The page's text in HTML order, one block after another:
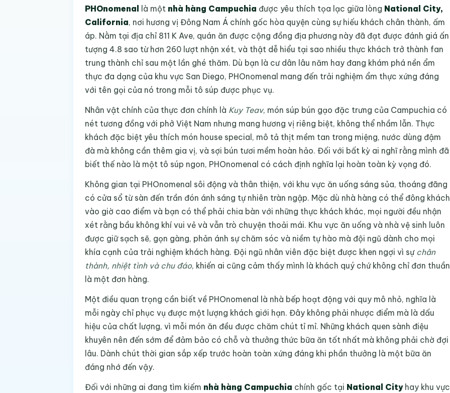
PHOnomenal là một nhà hàng Campuchia được yêu thích tọa lạc giữa lòng National City,
California, nơi hương vị Đông Nam Á chính gốc hòa quyện cùng sự hiếu khách chân thành, ấm
áp. Nằm tại địa chỉ 811 K Ave, quán ăn được cộng đồng địa phương này đã đạt được đánh giá ấn
tượng 4.8 sao từ hơn 260 lượt nhận xét, và thật dễ hiểu tại sao nhiều thực khách trở thành fan
trung thành chỉ sau một lần ghé thăm. Dù bạn là cư dân lâu năm hay đang khám phá nền ẩm
thực đa dạng của khu vực San Diego, PHOnomenal mang đến trải nghiệm ẩm thực xứng đáng
với tên gọi của nó trong mỗi tô súp được phục vụ.
Nhân vật chính của thực đơn chính là Kuy Teav, món súp bún gạo đặc trưng của Campuchia có
nét tương đồng với phở Việt Nam nhưng mang hương vị riêng biệt, không thể nhầm lẫn. Thực
khách đặc biệt yêu thích món house special, mô tả thịt mềm tan trong miệng, nước dùng đậm
đà mà không cần thêm gia vị, và sợi bún tươi mềm hoàn hảo. Đối với bất kỳ ai nghĩ rằng mình đã
biết thế nào là một tô súp ngon, PHOnomenal có cách định nghĩa lại hoàn toàn kỳ vọng đó.
Không gian tại PHOnomenal sôi động và thân thiện, với khu vực ăn uống sáng sủa, thoáng đãng
có cửa sổ từ sàn đến trần đón ánh sáng tự nhiên tràn ngập. Mặc dù nhà hàng có thể đông khách
vào giờ cao điểm và bạn có thể phải chia bàn với những thực khách khác, mọi người đều nhận
xét rằng bầu không khí vui vẻ và vẫn trò chuyện thoải mái. Khu vực ăn uống và nhà vệ sinh luôn
được giữ sạch sẽ, gọn gàng, phản ánh sự chăm sóc và niềm tự hào mà đội ngũ dành cho mọi
khía cạnh của trải nghiệm khách hàng. Đội ngũ nhân viên đặc biệt được khen ngợi vì sự chân
thành, nhiệt tình và chu đáo, khiến ai cũng cảm thấy mình là khách quý chứ không chỉ đơn thuần
là một đơn hàng.
Một điều quan trọng cần biết về PHOnomenal là nhà bếp hoạt động với quy mô nhỏ, nghĩa là
mỗi ngày chỉ phục vụ được một lượng khách giới hạn. Đây không phải nhược điểm mà là dấu
hiệu của chất lượng, vì mỗi món ăn đều được chăm chút tỉ mỉ. Những khách quen sành điệu
khuyên nên đến sớm để đảm bảo có chỗ và thưởng thức bữa ăn tốt nhất mà không phải chờ đợi
lâu. Dành chút thời gian sắp xếp trước hoàn toàn xứng đáng khi phần thưởng là một bữa ăn
đáng nhớ đến vậy.
Đối với những ai đang tìm kiếm nhà hàng Campuchia chính gốc tại National Cityhay khu vực